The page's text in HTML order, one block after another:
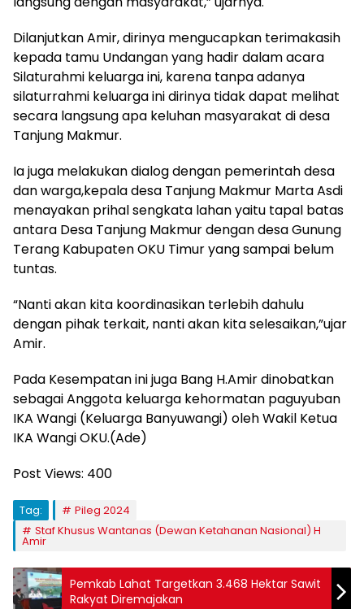
Dilanjutkan Amir, dirinya mengucapkan terimakasih
kepada tamu Undangan yang hadir dalam acara
Silaturahmi keluarga ini, karena tanpa adanya
silaturrahmi keluarga ini dirinya tidak dapat melihat
secara langsung apa keluhan masyarakat di desa
Tanjung Makmur.
Ia juga melakukan dialog dengan pemerintah desa
dan warga,kepala desa Tanjung Makmur Marta Asdi
menayakan prihal sengkata lahan yaitu tapal batas
antara Desa Tanjung Makmur dengan desa Gunung
Terang Kabupaten OKU Timur yang sampai belum
tuntas.
“Nanti akan kita koordinasikan terlebih dahulu
dengan pihak terkait, nanti akan kita selesaikan,”ujar
Amir.
Pada Kesempatan ini juga Bang H.Amir dinobatkan
sebagai Anggota keluarga kehormatan paguyuban
IKA Wangi (Keluarga Banyuwangi) oleh Wakil Ketua
IKA Wangi OKU.(Ade)
Post Views: 400
Tag:
Pileg 2024
Staf Khusus Wantanas (Dewan Ketahanan Nasional) H
Amir
Pemkab Lahat Targetkan 3.468 Hektar Sawit
Rakyat Diremajakan